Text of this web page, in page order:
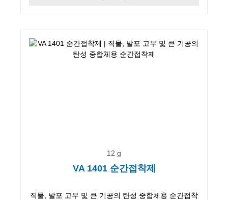
12 g
VA 1401 순간접착제
직물, 발포 고무 및 큰 기공의 탄성 중합체용 순간접착